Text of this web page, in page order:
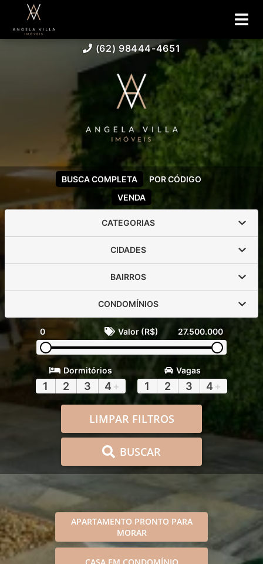
(62) 98444-4651
VENDA
BUSCA COMPLETA POR CÓDIGO
CATEGORIAS
CIDADES
BAIRROS
CONDOMÍNIOS
0 Valor (R$) 27.500.000
Dormitórios
1 2 3 4 +
Vagas
1 2 3 4 +
LIMPAR FILTROS
BUSCAR
APARTAMENTO PRONTO PARA
MORAR